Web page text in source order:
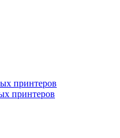
принтеров
принтеров